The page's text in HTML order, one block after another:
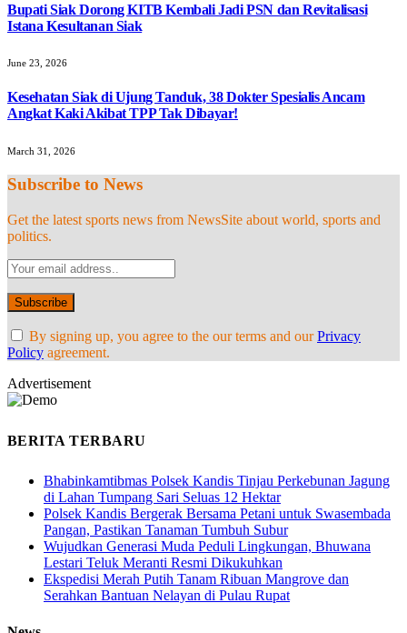
Bupati Siak Dorong KITB Kembali Jadi PSN dan Revitalisasi
Istana Kesultanan Siak
June 23, 2026
Kesehatan Siak di Ujung Tanduk, 38 Dokter Spesialis Ancam
Angkat Kaki Akibat TPP Tak Dibayar!
March 31, 2026
Subscribe to News
Get the latest sports news from NewsSite about world, sports and
politics.
By signing up, you agree to the our terms and ourPrivacy
Policy agreement.
Advertisement
BERITA TERBARU
Bhabinkamtibmas Polsek Kandis Tinjau Perkebunan Jagung
di Lahan Tumpang Sari Seluas 12 Hektar
Polsek Kandis Bergerak Bersama Petani untuk Swasembada
Pangan, Pastikan Tanaman Tumbuh Subur
Wujudkan Generasi Muda Peduli Lingkungan, Bhuwana
Lestari Teluk Meranti Resmi Dikukuhkan
Ekspedisi Merah Putih Tanam Ribuan Mangrove dan
Serahkan Bantuan Nelayan di Pulau Rupat